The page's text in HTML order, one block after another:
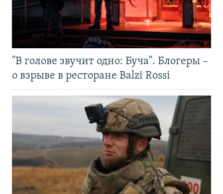
"В голове звучит одно: Буча". Блогеры –
о взрыве в ресторане Balzi Rossi